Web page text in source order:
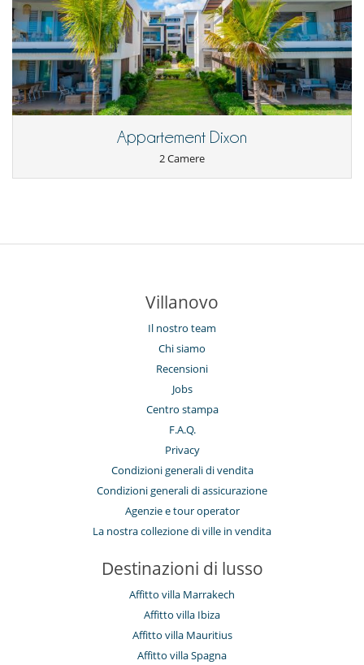
Appartement Dixon
2 Camere
Villanovo
Il nostro team
Chi siamo
Recensioni
Jobs
Centro stampa
F.A.Q.
Privacy
Condizioni generali di vendita
Condizioni generali di assicurazione
Agenzie e tour operator
La nostra collezione di ville in vendita
Destinazioni di lusso
Affitto villa Marrakech
Affitto villa Ibiza
Affitto villa Mauritius
Affitto villa Spagna